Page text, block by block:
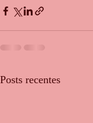
Posts recentes